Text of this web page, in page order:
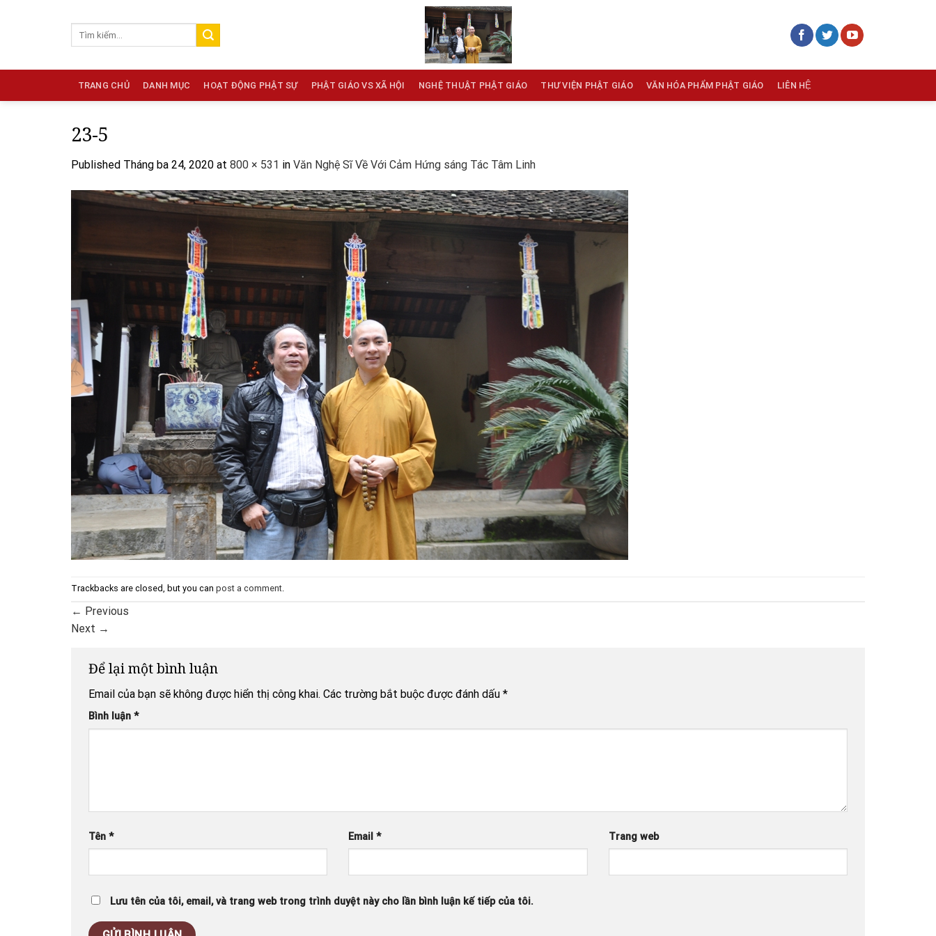
TRANG CHỦ DANH MỤC HOẠT ĐỘNG PHẬT SỰ PHẬT GIÁO VS XÃ HỘI NGHỆ THUẬT PHẬT GIÁO THƯ VIỆN PHẬT GIÁO VĂN HÓA PHẨM PHẬT GIÁO LIÊN HỆ
23-5
Published Tháng ba 24, 2020 at 800 × 531 in Văn Nghệ Sĩ Về Với Cảm Hứng sáng Tác Tâm Linh
Trackbacks are closed, but you can post a comment
← Previous
Next →
Để lại một bình luận
Email của bạn sẽ không được hiển thị công khai. Các trường bắt buộc được đánh dấu *
Bình luận *
Tên * Email* Trang web
Lưu tên của tôi, email, và trang web trong trình duyệt này cho lần bình luận kế tiếp của tôi.